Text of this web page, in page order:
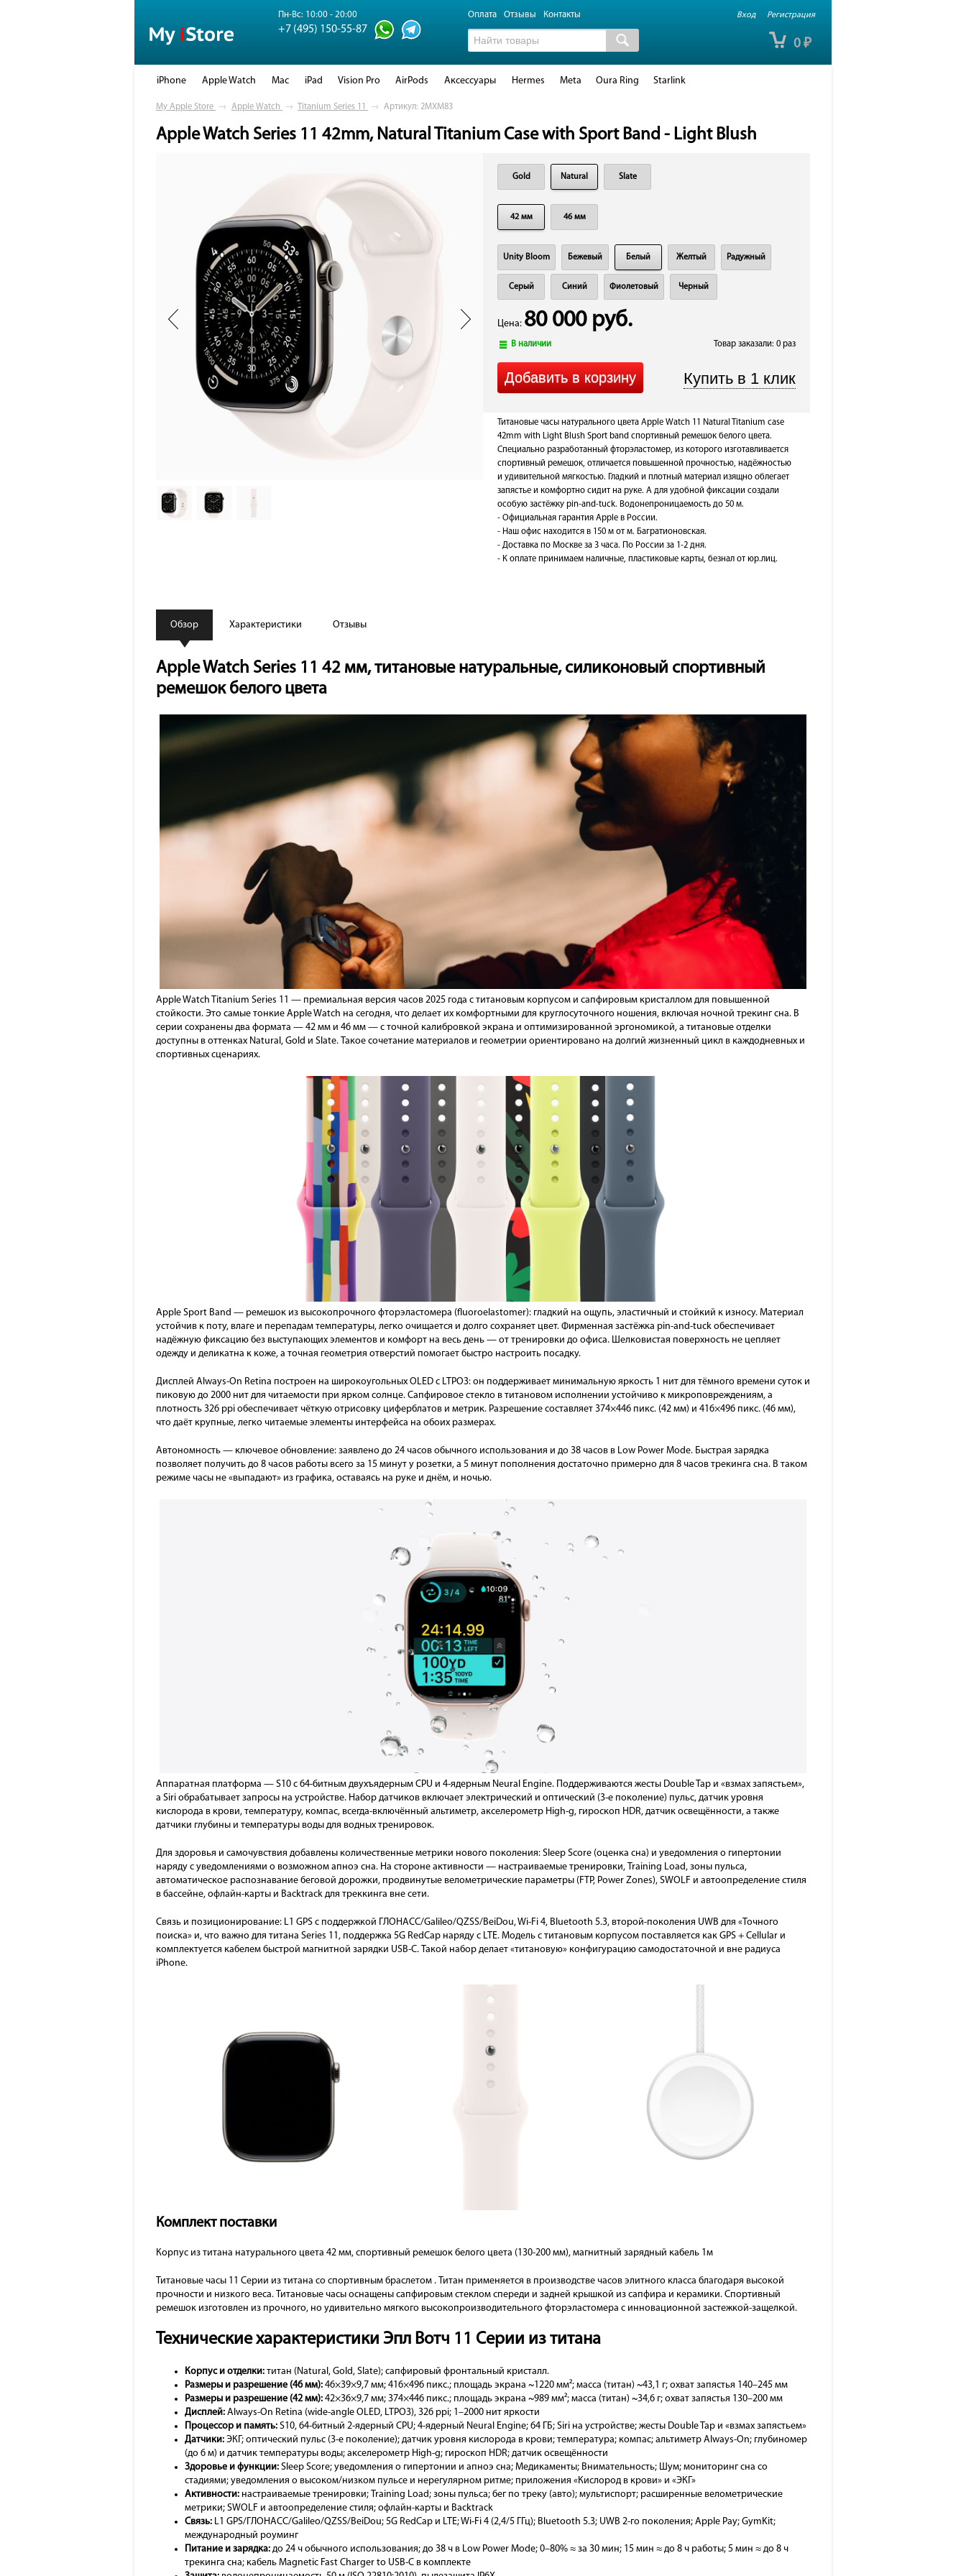
Вход Регистрация
Пн-Вс: 10:00 - 20:00
+7 (495) 150-55-87
Оплата Отзывы Контакты
0 ₽
iPhone Apple Watch Mac iPad Vision Pro AirPods Аксессуары Hermes Meta Oura Ring Starlink
My Apple Store → Apple Watch → Titanium Series 11 → Артикул: 2MXM83
Apple Watch Series 11 42mm, Natural Titanium Case with Sport Band - Light Blush
Gold Natural Slate
42 мм 46 мм
Unity Bloom Бежевый Белый Желтый Радужный
Серый Синий Фиолетовый Черный
Цена: 80 000 руб.
В наличии Товар заказали: 0 раз
Титановые часы натурального цвета Apple Watch 11 Natural Titanium case
42mm with Light Blush Sport band спортивный ремешок белого цвета.
Специально разработанный фторэластомер, из которого изготавливается
спортивный ремешок, отличается повышенной прочностью, надёжностью
и удивительной мягкостью. Гладкий и плотный материал изящно облегает
запястье и комфортно сидит на руке. А для удобной фиксации создали
особую застёжку pin-and-tuck. Водонепроницаемость до 50 м.
- Официальная гарантия Apple в России.
- Наш офис находится в 150 м от м. Багратионовская.
- Доставка по Москве за 3 часа. По России за 1-2 дня.
- К оплате принимаем наличные, пластиковые карты, безнал от юр.лиц.
Обзор Характеристики Отзывы
Apple Watch Series 11 42 мм, титановые натуральные, силиконовый спортивный
ремешок белого цвета
Apple Watch Titanium Series 11 — премиальная версия часов 2025 года с титановым корпусом и сапфировым кристаллом для повышенной
стойкости. Это самые тонкие Apple Watch на сегодня, что делает их комфортными для круглосуточного ношения, включая ночной трекинг сна. В
серии сохранены два формата — 42 мм и 46 мм — с точной калибровкой экрана и оптимизированной эргономикой, а титановые отделки
доступны в оттенках Natural, Gold и Slate. Такое сочетание материалов и геометрии ориентировано на долгий жизненный цикл в каждодневных и
спортивных сценариях.
Apple Sport Band — ремешок из высокопрочного фторэластомера (fluoroelastomer): гладкий на ощупь, эластичный и стойкий к износу. Материал
устойчив к поту, влаге и перепадам температуры, легко очищается и долго сохраняет цвет. Фирменная застёжка pin-and-tuck обеспечивает
надёжную фиксацию без выступающих элементов и комфорт на весь день — от тренировки до офиса. Шелковистая поверхность не цепляет
одежду и деликатна к коже, а точная геометрия отверстий помогает быстро настроить посадку.
Дисплей Always-On Retina построен на широкоугольных OLED с LTPO3: он поддерживает минимальную яркость 1 нит для тёмного времени суток и
пиковую до 2000 нит для читаемости при ярком солнце. Сапфировое стекло в титановом исполнении устойчиво к микроповреждениям, а
плотность 326 ppi обеспечивает чёткую отрисовку циферблатов и метрик. Разрешение составляет 374×446 пикс. (42 мм) и 416×496 пикс. (46 мм),
что даёт крупные, легко читаемые элементы интерфейса на обоих размерах.
Автономность — ключевое обновление: заявлено до 24 часов обычного использования и до 38 часов в Low Power Mode. Быстрая зарядка
позволяет получить до 8 часов работы всего за 15 минут у розетки, а 5 минут пополнения достаточно примерно для 8 часов трекинга сна. В таком
режиме часы не «выпадают» из графика, оставаясь на руке и днём, и ночью.
Аппаратная платформа — S10 с 64-битным двухъядерным CPU и 4-ядерным Neural Engine. Поддерживаются жесты Double Tap и «взмах запястьем»,
а Siri обрабатывает запросы на устройстве. Набор датчиков включает электрический и оптический (3-е поколение) пульс, датчик уровня
кислорода в крови, температуру, компас, всегда-включённый альтиметр, акселерометр High-g, гироскоп HDR, датчик освещённости, а также
датчики глубины и температуры воды для водных тренировок.
Для здоровья и самочувствия добавлены количественные метрики нового поколения: Sleep Score (оценка сна) и уведомления о гипертонии
наряду с уведомлениями о возможном апноэ сна. На стороне активности — настраиваемые тренировки, Training Load, зоны пульса,
автоматическое распознавание беговой дорожки, продвинутые велометрические параметры (FTP, Power Zones), SWOLF и автоопределение стиля
в бассейне, офлайн-карты и Backtrack для треккинга вне сети.
Связь и позиционирование: L1 GPS с поддержкой ГЛОНАСС/Galileo/QZSS/BeiDou, Wi-Fi 4, Bluetooth 5.3, второй-поколения UWB для «Точного
поиска» и, что важно для титана Series 11, поддержка 5G RedCap наряду с LTE. Модель с титановым корпусом поставляется как GPS + Cellular и
комплектуется кабелем быстрой магнитной зарядки USB-C. Такой набор делает «титановую» конфигурацию самодостаточной и вне радиуса
iPhone.
Комплект поставки
Корпус из титана натурального цвета 42 мм, спортивный ремешок белого цвета (130-200 мм), магнитный зарядный кабель 1м
Титановые часы 11 Серии из титана со спортивным браслетом . Титан применяется в производстве часов элитного класса благодаря высокой
прочности и низкого веса. Титановые часы оснащены сапфировым стеклом спереди и задней крышкой из сапфира и керамики. Спортивный
ремешок изготовлен из прочного, но удивительно мягкого высокопроизводительного фторэластомера с инновационной застежкой-защелкой.
Технические характеристики Эпл Вотч 11 Серии из титана
Корпус и отделки: титан (Natural, Gold, Slate); сапфировый фронтальный кристалл.
Размеры и разрешение (46 мм): 46×39×9,7 мм; 416×496 пикс.; площадь экрана ~1220 мм²; масса (титан) ~43,1 г; охват запястья 140–245 мм
Размеры и разрешение (42 мм): 42×36×9,7 мм; 374×446 пикс.; площадь экрана ~989 мм²; масса (титан) ~34,6 г; охват запястья 130–200 мм
Дисплей: Always-On Retina (wide-angle OLED, LTPO3), 326 ppi; 1–2000 нит яркости
Процессор и память: S10, 64-битный 2-ядерный CPU; 4-ядерный Neural Engine; 64 ГБ; Siri на устройстве; жесты Double Tap и «взмах запястьем»
Датчики: ЭКГ; оптический пульс (3-е поколение); датчик уровня кислорода в крови; температура; компас; альтиметр Always-On; глубиномер
(до 6 м) и датчик температуры воды; акселерометр High-g; гироскоп HDR; датчик освещённости
Здоровье и функции: Sleep Score; уведомления о гипертонии и апноэ сна; Медикаменты; Внимательность; Шум; мониторинг сна со
стадиями; уведомления о высоком/низком пульсе и нерегулярном ритме; приложения «Кислород в крови» и «ЭКГ»
Активности: настраиваемые тренировки; Training Load; зоны пульса; бег по треку (авто); мультиспорт; расширенные велометрические
метрики; SWOLF и автоопределение стиля; офлайн-карты и Backtrack
Связь: L1 GPS/ГЛОНАСС/Galileo/QZSS/BeiDou; 5G RedCap и LTE; Wi-Fi 4 (2,4/5 ГГц); Bluetooth 5.3; UWB 2-го поколения; Apple Pay; GymKit;
международный роуминг
Питание и зарядка: до 24 ч обычного использования; до 38 ч в Low Power Mode; 0–80% ≈ за 30 мин; 15 мин ≈ до 8 ч работы; 5 мин ≈ до 8 ч
трекинга сна; кабель Magnetic Fast Charger to USB-C в комплекте